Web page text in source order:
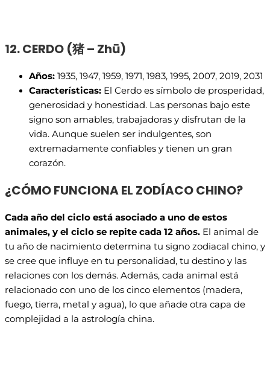
12. CERDO (猪 – Zhū)
Años: 1935, 1947, 1959, 1971, 1983, 1995, 2007, 2019, 2031
Características: El Cerdo es símbolo de prosperidad,
generosidad y honestidad. Las personas bajo este
signo son amables, trabajadoras y disfrutan de la
vida. Aunque suelen ser indulgentes, son
extremadamente confiables y tienen un gran
corazón.
¿CÓMO FUNCIONA EL ZODÍACO CHINO?
Cada año del ciclo está asociado a uno de estos
animales, y el ciclo se repite cada 12 años. El animal de
tu año de nacimiento determina tu signo zodiacal chino, y
se cree que influye en tu personalidad, tu destino y las
relaciones con los demás. Además, cada animal está
relacionado con uno de los cinco elementos (madera,
fuego, tierra, metal y agua), lo que añade otra capa de
complejidad a la astrología china.